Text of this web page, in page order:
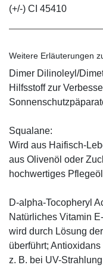
(+/-) CI 45410
Weitere Erläuterungen
Dimer Dilinoleyl/
Hilfsstoff zur
Squalane:
Wird aus Haifisch-
aus Olivenöl oder
hochwertiges Pflegeöl
D-alpha-Tocopheryl
Natürliches Vitamin
wird durch Lösung
überführt;
z. B. bei UV-